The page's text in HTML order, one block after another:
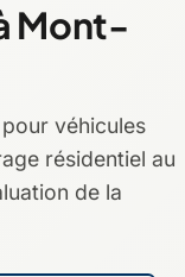
Mont-
véhicules
résidentiel au
de la